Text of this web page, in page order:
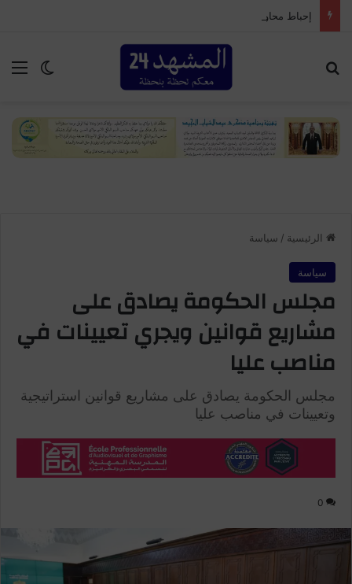
إحباط محاولة ترويج 7300 قرص مهلوس وتوقيف شخصين بأكادير
الوضع
الرئيسية / سياسة
سياسة
مجلس الحكومة يصادق على
مشاريع قوانين ويجري تعيينات في
مناصب عليا
مجلس الحكومة يصادق على مشاريع قوانين استراتيجية
وتعيينات في مناصب عليا
0